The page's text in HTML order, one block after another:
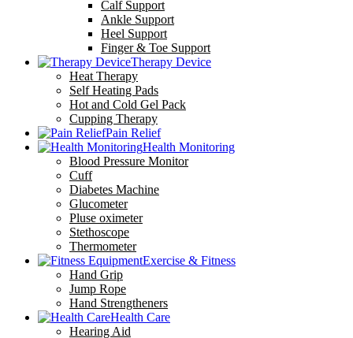
Calf Support
Ankle Support
Heel Support
Finger & Toe Support
Therapy Device
Heat Therapy
Self Heating Pads
Hot and Cold Gel Pack
Cupping Therapy
Pain Relief
Health Monitoring
Blood Pressure Monitor
Cuff
Diabetes Machine
Glucometer
Pluse oximeter
Stethoscope
Thermometer
Exercise & Fitness
Hand Grip
Jump Rope
Hand Strengtheners
Health Care
Hearing Aid